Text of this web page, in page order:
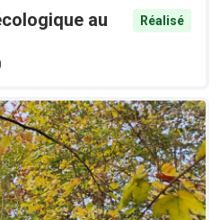
au
Réalisé